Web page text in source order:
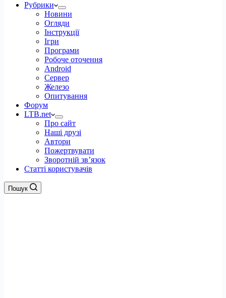
Рубрики
Новини
Огляди
Інструкції
Ігри
Програми
Робоче оточення
Android
Сервер
Железо
Опитування
Форум
LTB.net
Про сайт
Наші друзі
Автори
Пожертвувати
Зворотній зв’язок
Статті користувачів
Пошук